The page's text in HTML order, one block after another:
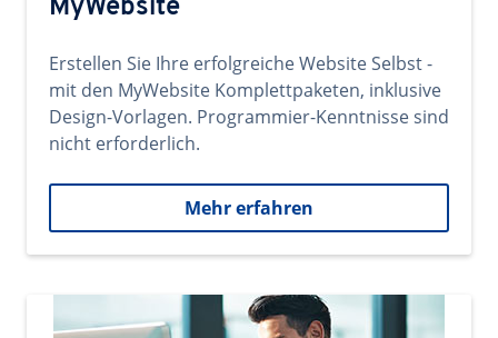
MyWebsite
Erstellen Sie Ihre erfolgreiche Website Selbst -
mit den MyWebsite Komplettpaketen, inklusive
Design-Vorlagen. Programmier-Kenntnisse sind
nicht erforderlich.
Mehr erfahren